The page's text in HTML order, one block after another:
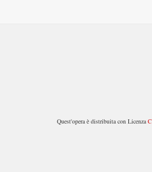
Quest'opera è distribuita con Licenza